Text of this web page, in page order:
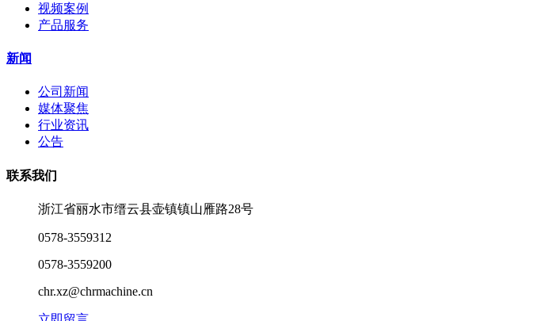
视频案例
产品服务
新闻
公司新闻
媒体聚焦
行业资讯
公告
联系我们
浙江省丽水市缙云县壶镇镇山雁路28号
0578-3559312
0578-3559200
chr.xz@chrmachine.cn